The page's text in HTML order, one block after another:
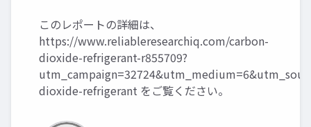
このレポートの詳細は、
https://www.reliableresearchiq.com/carbon-
dioxide-refrigerant-r855709?
dioxide-refrigerant をご覧ください。